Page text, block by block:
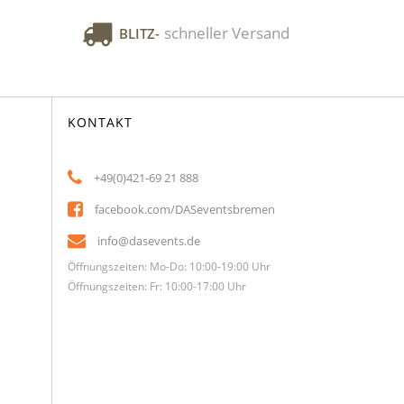
BLITZ- schneller Versand
KONTAKT
+49(0)421-69 21 888
facebook.com/DASeventsbremen
info@dasevents.de
Öffnungszeiten: Mo-Do: 10:00-19:00 Uhr
Öffnungszeiten: Fr: 10:00-17:00 Uhr